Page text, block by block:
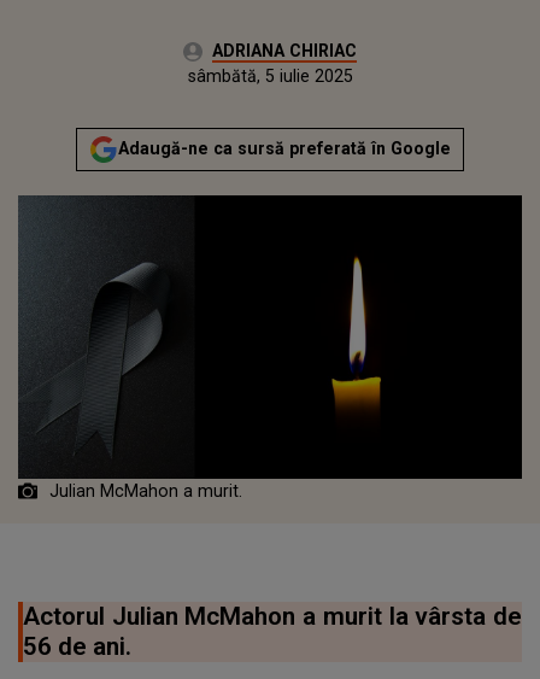
Autor:ADRIANA CHIRIAC
Publicat:
sâmbătă, 5 iulie 2025
Adaugă-ne ca sursă preferată în Google
Julian McMahon a murit.
Actorul Julian McMahon a murit la vârsta de
56 de ani.